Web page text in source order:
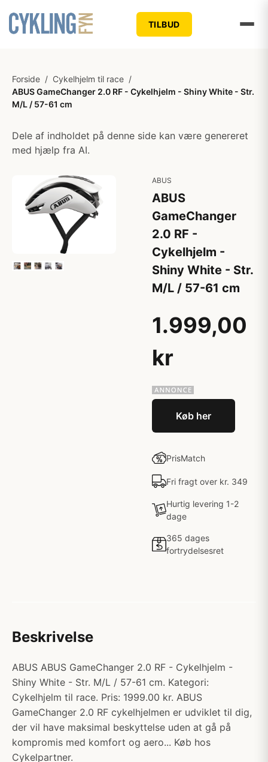
TILBUD
Forside / Cykelhjelm til race /
ABUS GameChanger 2.0 RF - Cykelhjelm - Shiny White - Str.
M/L / 57-61 cm
Dele af indholdet på denne side kan være genereret
med hjælp fra AI.
ABUS
ABUS
GameChanger
2.0 RF -
Cykelhjelm -
Shiny White - Str.
M/L / 57-61 cm
1.999,00
kr
Køb her
PrisMatch
Fri fragt over kr. 349
Hurtig levering 1-2
dage
365 dages
fortrydelsesret
Beskrivelse
ABUS ABUS GameChanger 2.0 RF - Cykelhjelm -
Shiny White - Str. M/L / 57-61 cm. Kategori:
Cykelhjelm til race. Pris: 1999.00 kr. ABUS
GameChanger 2.0 RF cykelhjelmen er udviklet til dig,
der vil have maksimal beskyttelse uden at gå på
kompromis med komfort og aero... Køb hos
Cykelpartner.